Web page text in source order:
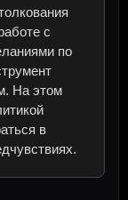
с
по
На этом
в